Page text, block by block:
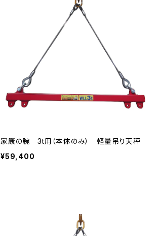
家康の腕 3t用（本体のみ） 軽量吊り天秤
¥59,400